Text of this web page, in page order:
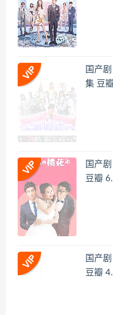
国产
集 豆
国产
豆瓣
国产
豆瓣